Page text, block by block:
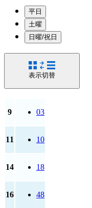
平日
土曜
日曜/祝日
表示切替
9 03
11 10
14 18
16 48